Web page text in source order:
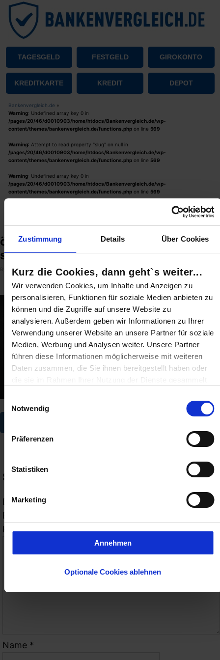
Zustimmung Details Über Cookies
Kurz die Cookies, dann geht`s weiter...
Wir verwenden Cookies, um Inhalte und Anzeigen zu
personalisieren, Funktionen für soziale Medien anbieten zu
können und die Zugriffe auf unsere Website zu
analysieren. Außerdem geben wir Informationen zu Ihrer
Verwendung unserer Website an unsere Partner für soziale
Medien, Werbung und Analysen weiter. Unsere Partner
führen diese Informationen möglicherweise mit weiteren
Daten zusammen, die Sie ihnen bereitgestellt haben oder
Sind Sie über 16? Dann willigen Sie mit „Annehmen“ in die
Einwilligungsauswahl
Notwendig
Präferenzen
Statistiken
Marketing
Annehmen
Optionale Cookies ablehnen
TAGESGELD FESTGELD GIROKONTO
KREDITKARTE KREDIT DEPOT
Bankenvergleich.de »
Warning: Undefined array key 0 in
/pages/20/46/d0010903/home/htdocs/Bankenvergleich.de/wp-
content/themes/bankenvergleich.de/functions.phpon line 569
Warning: Attempt to read property "slug" on null in
/pages/20/46/d0010903/home/htdocs/Bankenvergleich.de/wp-
content/themes/bankenvergleich.de/functions.phpon line 569
Warning: Undefined array key 0 in
/pages/20/46/d0010903/home/htdocs/Bankenvergleich.de/wp-
content/themes/bankenvergleich.de/functions.phpon line 569
öfter mal Neukunde werden und Vorteile
sichern
Mischa Berg Published 22. April 2013 |Full size is 250 × 250 pixels
Schreibe einen Kommentar
Deine E-Mail-Adresse wird nicht veröffentlicht.
Erforderliche Felder sind mit
Kommentar*
Name *